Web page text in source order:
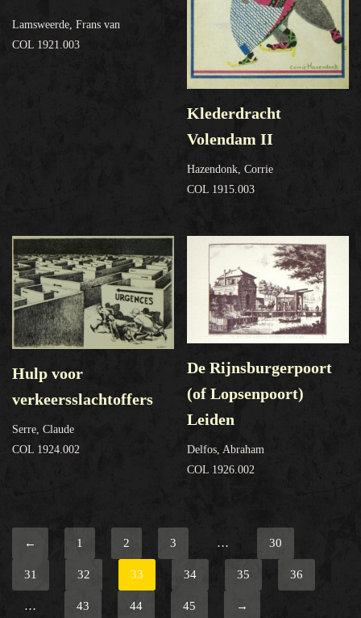
Lamsweerde, Frans van
COL 1921.003
Klederdracht
Volendam II
Hazendonk, Corrie
COL 1915.003
Hulp voor
verkeersslachtoffers
Serre, Claude
COL 1924.002
De Rijnsburgerpoort
(of Lopsenpoort)
Leiden
Delfos, Abraham
COL 1926.002
← 1 2 3 … 30
31 32 33 34 35 36
… 43 44 45 →